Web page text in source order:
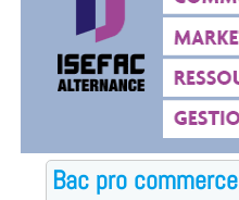
Bac pro commerce